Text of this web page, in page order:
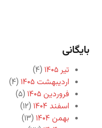
بایگانی
تیر ۱۴۰۵
(۴)
اردیبهشت ۱۴۰۵
(۴)
فروردین ۱۴۰۵
(۵)
اسفند ۱۴۰۴
(۱۲)
بهمن ۱۴۰۴
(۱۳)